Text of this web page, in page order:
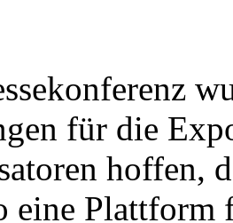
für die
hoffen,
eine